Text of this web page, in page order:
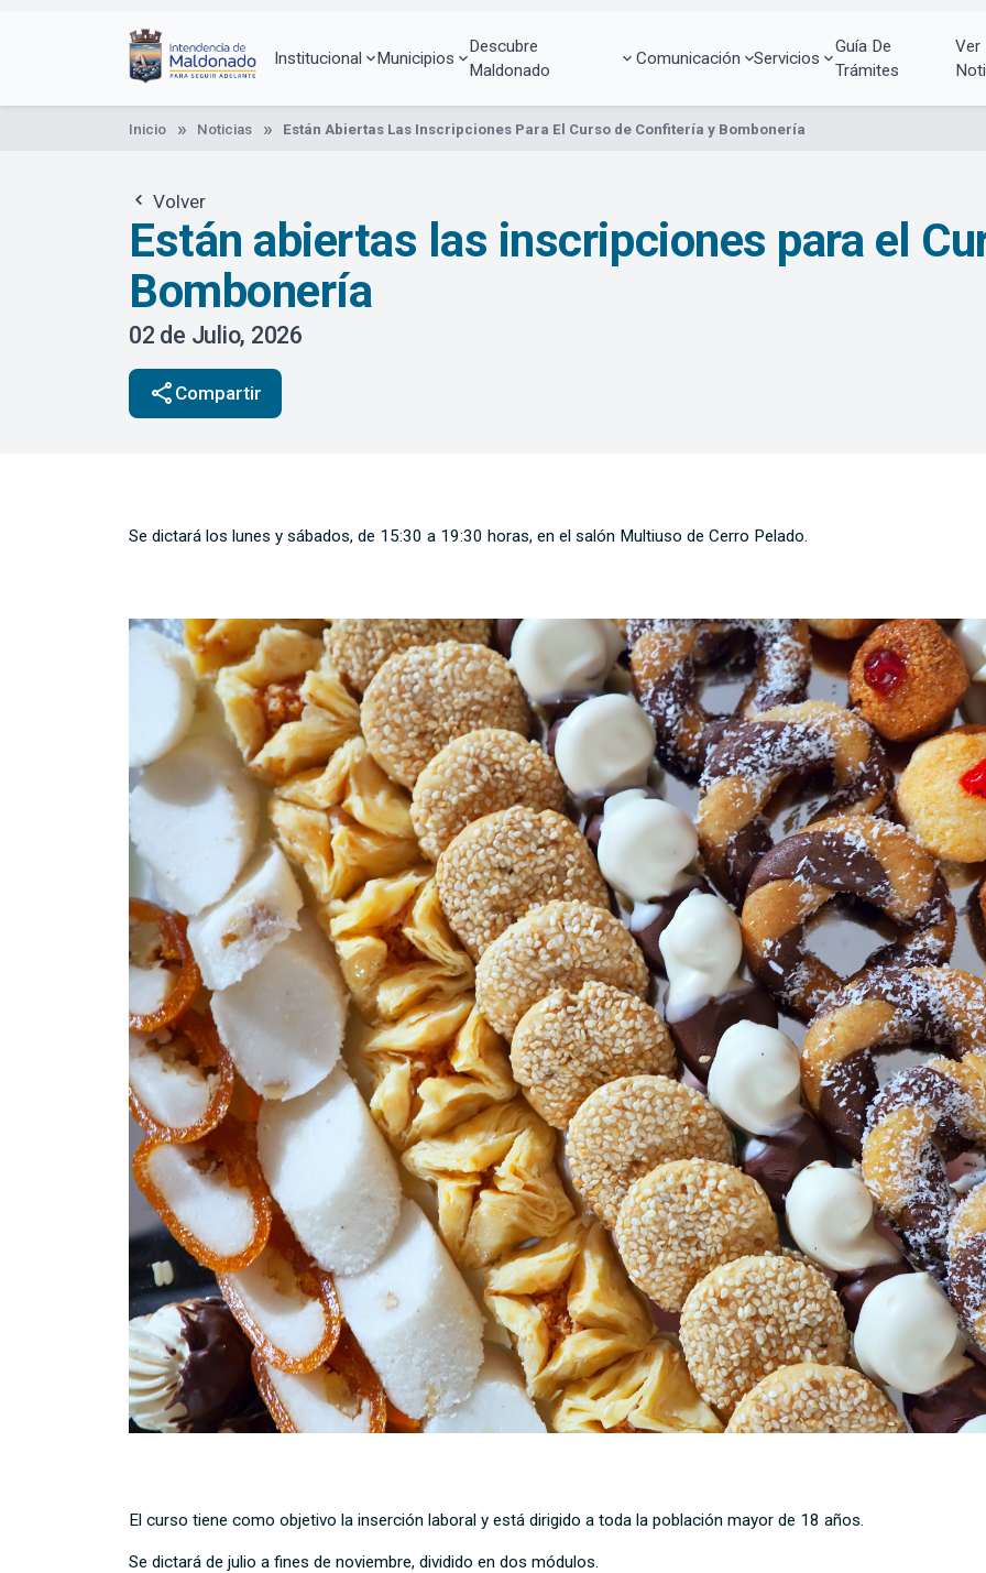
Institucional Municipios
Descubre
Maldonado
Comunicación Servicios
Guía De
Trámites
Ver
Inicio Noticias Están Abiertas Las Inscripciones Para El Curso de Confitería y Bombonería
Volver
Están abiertas las inscripciones para el
Bombonería
02 de Julio, 2026
share Compartir
Se dictará los lunes y sábados, de 15:30 a 19:30 horas, en el salón Multiuso de Cerro Pelado.
El curso tiene como objetivo la inserción laboral y está dirigido a toda la población mayor de 18 años.
Se dictará de julio a fines de noviembre, dividido en dos módulos.